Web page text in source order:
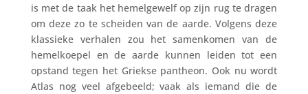
is met de taak het hemelgewelf op zijn rug te dragen
om deze zo te scheiden van de aarde. Volgens deze
klassieke verhalen zou het samenkomen van de
hemelkoepel en de aarde kunnen leiden tot een
opstand tegen het Griekse pantheon. Ook nu wordt
Atlas nog veel afgebeeld; vaak als iemand die de